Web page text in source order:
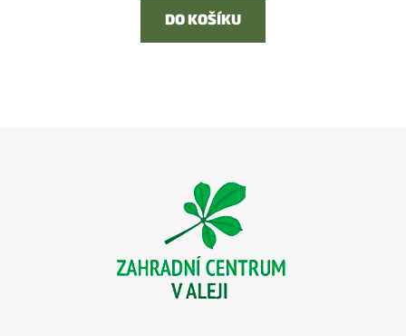
DO KOŠÍKU